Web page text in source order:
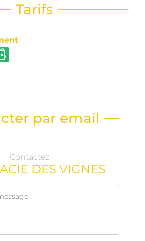
Tarifs
par email
Contactez
DES VIGNES